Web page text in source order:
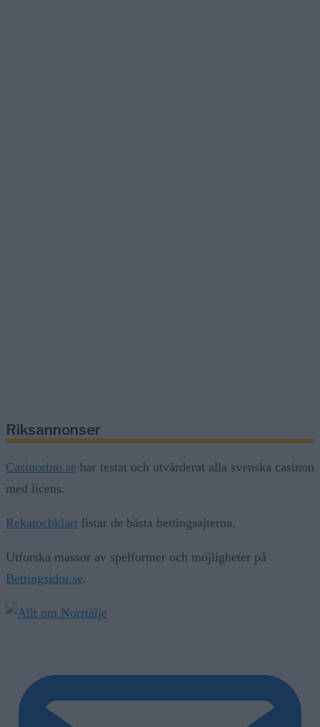
Riksannonser
Casinorino.se har testat och utvärderat alla svenska casinon
med licens.
Rekatochklart listar de bästa bettingsajterna.
Utforska massor av spelformer och möjligheter på
Bettingsidor.se.